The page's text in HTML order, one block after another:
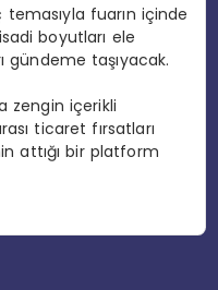
temasıyla fuarın içinde
boyutları ele
gündeme taşıyacak.
zengin içerikli
ticaret fırsatları
attığı bir platform